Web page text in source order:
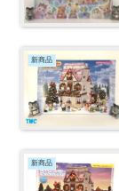
新商品
新商品